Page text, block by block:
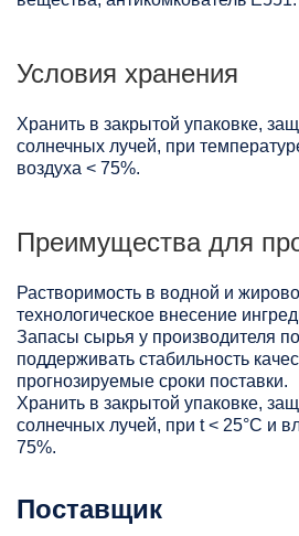
Условия хранения
Хранить в закрытой упаковке,
солнечных лучей, при
воздуха < 75%.
Преимущества для
Растворимость в водной и
технологическое внесение
Запасы сырья у производителя
поддерживать стабильность
прогнозируемые сроки поставки.
Хранить в закрытой упаковке,
солнечных лучей, при t < 25°С и
75%.
Поставщик